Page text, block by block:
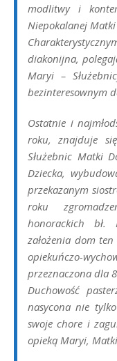
modlitwy i
Niepokalanej
diakonijna,
Maryi –
bezinteresownym
Ostatnie i
roku, znajduje
Służebnic Matki
Dziecka,
przekazanym
roku
honorackich bł.
założenia dom
opiekuńczo-
przeznaczona dla
Duchowość
nasycona nie
swoje chore i
opieką Maryi,